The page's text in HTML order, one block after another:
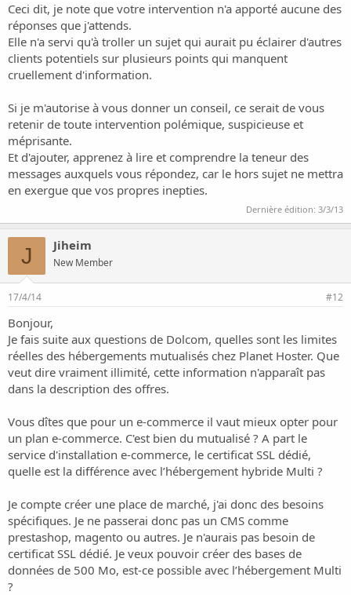
Ceci dit, je note que votre intervention n'a apporté aucune des
réponses que j'attends.
Elle n'a servi qu'à troller un sujet qui aurait pu éclairer d'autres
clients potentiels sur plusieurs points qui manquent
cruellement d'information.
Si je m'autorise à vous donner un conseil, ce serait de vous
retenir de toute intervention polémique, suspicieuse et
méprisante.
Et d'ajouter, apprenez à lire et comprendre la teneur des
messages auxquels vous répondez, car le hors sujet ne mettra
en exergue que vos propres inepties.
Dernière édition: 3/3/13
J Jiheim
New Member
17/4/14 #12
Bonjour,
Je fais suite aux questions de Dolcom, quelles sont les limites
réelles des hébergements mutualisés chez Planet Hoster. Que
veut dire vraiment illimité, cette information n'apparaît pas
dans la description des offres.
Vous dîtes que pour un e-commerce il vaut mieux opter pour
un plan e-commerce. C'est bien du mutualisé ? A part le
service d'installation e-commerce, le certificat SSL dédié,
quelle est la différence avec l’hébergement hybride Multi ?
Je compte créer une place de marché, j'ai donc des besoins
spécifiques. Je ne passerai donc pas un CMS comme
prestashop, magento ou autres. Je n'aurais pas besoin de
certificat SSL dédié. Je veux pouvoir créer des bases de
données de 500 Mo, est-ce possible avec l’hébergement Multi
?